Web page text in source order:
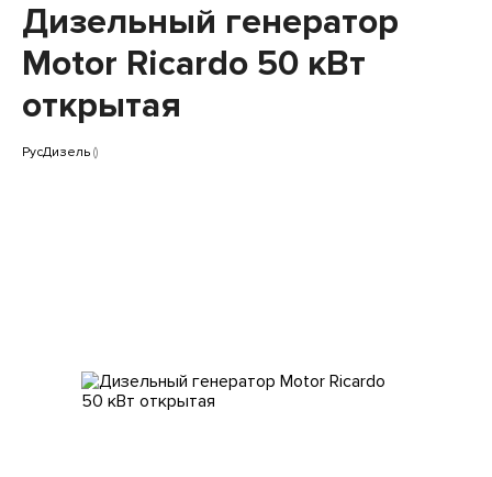
Продукция
Услуги
Дизельный генератор
Motor Ricardo 50 кВт
открытая
РусДизель ()